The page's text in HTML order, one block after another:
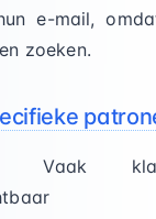
e-mail,
zoeken.
Vaak